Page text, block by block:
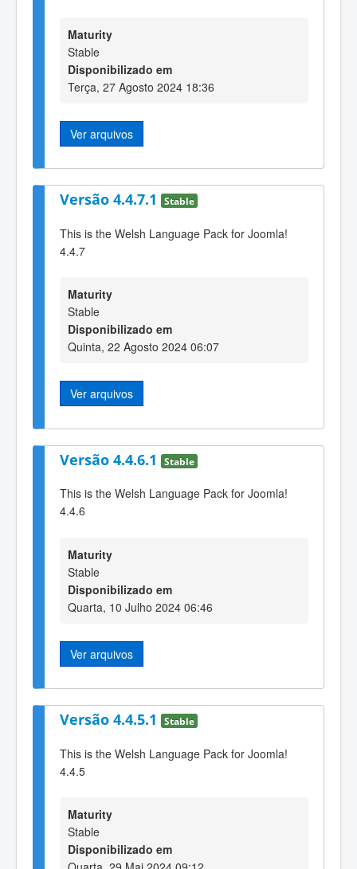
Maturity
Stable
Disponibilizado em
Terça, 27 Agosto 2024 18:36
Ver arquivos
Versão 4.4.7.1 Stable
This is the Welsh Language Pack for Joomla!
4.4.7
Maturity
Stable
Disponibilizado em
Quinta, 22 Agosto 2024 06:07
Ver arquivos
Versão 4.4.6.1 Stable
This is the Welsh Language Pack for Joomla!
4.4.6
Maturity
Stable
Disponibilizado em
Quarta, 10 Julho 2024 06:46
Ver arquivos
Versão 4.4.5.1 Stable
This is the Welsh Language Pack for Joomla!
4.4.5
Maturity
Stable
Disponibilizado em